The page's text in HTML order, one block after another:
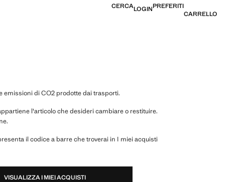
CERCALOGINPREFERITI
CARRELLO
emissioni di CO2 prodotte dai trasporti.
l'articolo che desideri cambiare o restituire.
il codice a barre che troverai in I miei acquisti
VISUALIZZA I MIEI ACQUISTI